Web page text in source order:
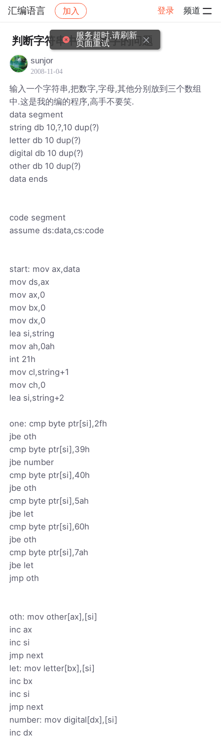
汇编语言 加入 登录 频道
社区 汇编语言 帖子详情
判断字符串中字母数字的问题
sunjor
2008-11-04
输入一个字符串,把数字,字母,其他分别放到三个数组
中.这是我的编的程序,高手不要笑.
data segment
string db 10,?,10 dup(?)
letter db 10 dup(?)
digital db 10 dup(?)
other db 10 dup(?)
data ends
code segment
assume ds:data,cs:code
start: mov ax,data
mov ds,ax
mov ax,0
mov bx,0
mov dx,0
lea si,string
mov ah,0ah
int 21h
mov cl,string+1
mov ch,0
lea si,string+2
one: cmp byte ptr[si],2fh
jbe oth
cmp byte ptr[si],39h
jbe number
cmp byte ptr[si],40h
jbe oth
cmp byte ptr[si],5ah
jbe let
cmp byte ptr[si],60h
jbe oth
cmp byte ptr[si],7ah
jbe let
jmp oth
oth: mov other[ax],[si]
inc ax
inc si
jmp next
let: mov letter[bx],[si]
inc bx
inc si
jmp next
number: mov digital[dx],[si]
inc dx
服务超时,请刷新
页面重试